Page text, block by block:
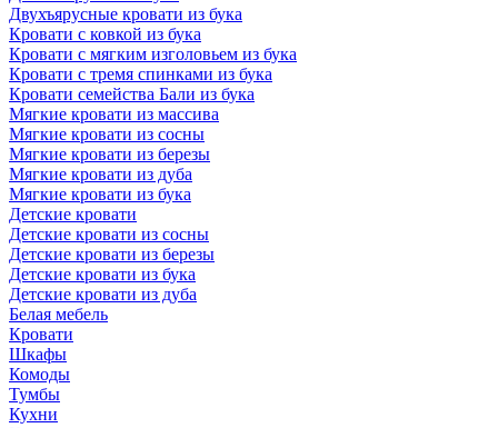
Двухъярусные кровати из бука
Кровати с ковкой из бука
Кровати с мягким изголовьем из бука
Кровати с тремя спинками из бука
Кровати семейства Бали из бука
Мягкие кровати из массива
Мягкие кровати из сосны
Мягкие кровати из березы
Мягкие кровати из дуба
Мягкие кровати из бука
Детские кровати
Детские кровати из сосны
Детские кровати из березы
Детские кровати из бука
Детские кровати из дуба
Белая мебель
Кровати
Шкафы
Комоды
Тумбы
Кухни